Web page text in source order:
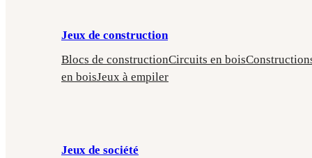
Jeux de construction
Blocs de constructionCircuits en bois
en boisJeux à empiler
Jeux de société